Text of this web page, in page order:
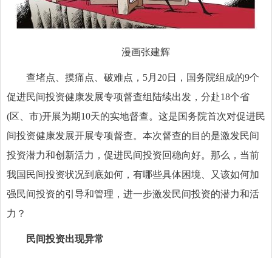
漫画张建辉
查堵点、摸痛点、破难点，5月20日，国务院组成的9个
促进民间投资健康发展专项督查组陆续出发，分赴18个省
(区、市)开展为期10天的实地督查。这是国务院首次对促进民
间投资健康发展开展专项督查。本次督查的目的是激发民间
投资潜力和创新活力，促进民间投资回稳向好。那么，当前
我国民间投资状况到底如何，有哪些具体困境、又该如何加
强民间投资的引导和管理，进一步激发民间投资的潜力和活
力？
民间投资出现异常